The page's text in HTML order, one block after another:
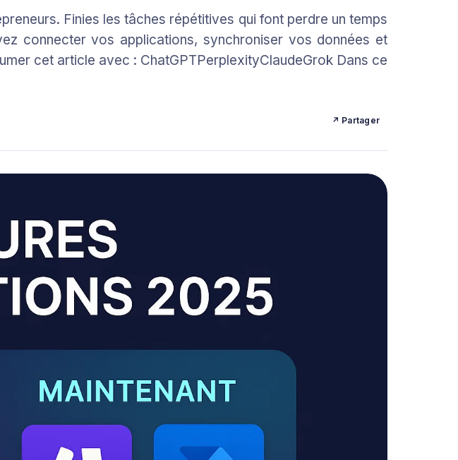
Finies les tâches répétitives qui font perdre un temps
connecter vos applications, synchroniser vos données et
cet article avec : ChatGPTPerplexityClaudeGrok Dans ce
↗ Partager